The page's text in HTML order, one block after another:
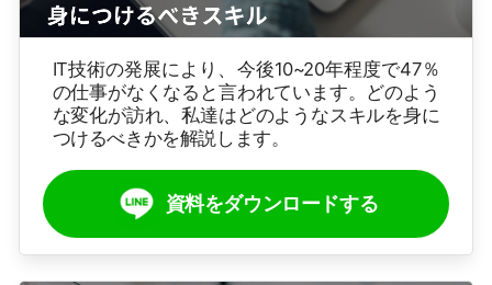
IT技術の発展により、今後10~20年程度で47％
の仕事がなくなると言われています。どのよう
な変化が訪れ、私達はどのようなスキルを身に
つけるべきかを解説します。
資料をダウンロードする